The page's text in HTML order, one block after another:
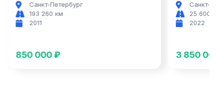
Санкт-Петербург
25 600 км
2022
3 850 000 ₽
Санкт-
69
2021
4 850